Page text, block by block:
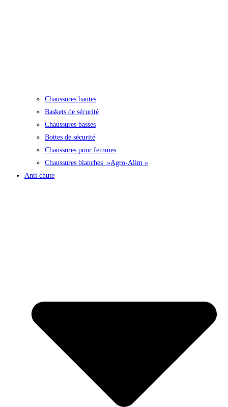
Chaussures hautes
Baskets de sécurité
Chaussures basses
Bottes de sécurité
Chaussures pour femmes
Chaussures blanches »Agro-Alim »
Anti chute